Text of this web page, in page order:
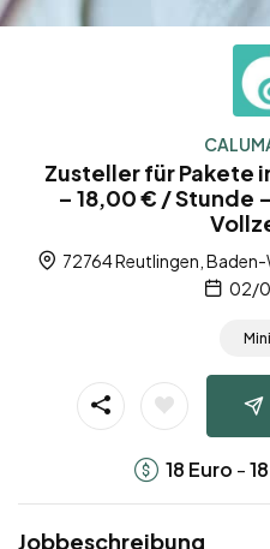
Zusteller für Pakete
– 18,00 € / Stunde
72764 Reutlingen,
02/
18 Euro -18
Jobbeschreibung